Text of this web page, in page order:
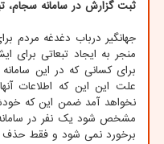
ثبت گزارش در سامانه سجام،
جهانگیر درباب دغدغه مردم
منجر به ایجاد تبعاتی برای
برای کسانی که در این
علت این این که اطلاعات
نخواهد آمد ضمن این که
مشخص شود یک نفر در
برخورد نمی شود و فقط حذف